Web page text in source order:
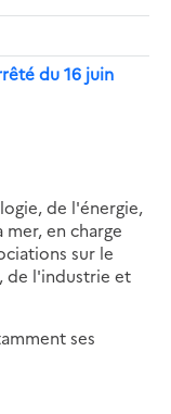
du 16 juin
de l'énergie,
en charge
sur le
de l'industrie et
ses